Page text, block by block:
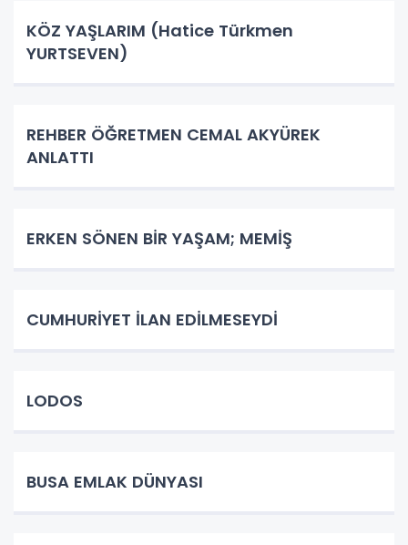
KÖZ YAŞLARIM (Hatice Türkmen
YURTSEVEN)
REHBER ÖĞRETMEN CEMAL AKYÜREK
ANLATTI
ERKEN SÖNEN BİR YAŞAM; MEMİŞ
CUMHURİYET İLAN EDİLMESEYDİ
LODOS
BUSA EMLAK DÜNYASI